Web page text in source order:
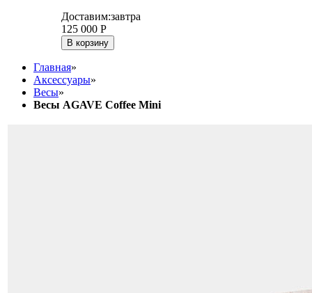
Доставим:завтра
125 000 Р
В корзину
Главная»
Аксессуары»
Весы»
Весы AGAVE Coffee Mini